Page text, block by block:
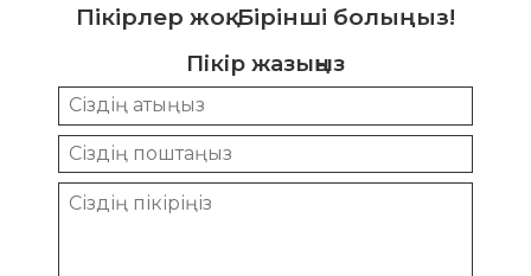
Пікірлер жоқ. Бірінші болыңыз!
Пікір жазыңыз